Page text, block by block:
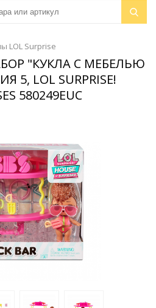
LOL Surprise
"КУКЛА С МЕБЕЛЬЮ
5, LOL SURPRISE!
580249EUC